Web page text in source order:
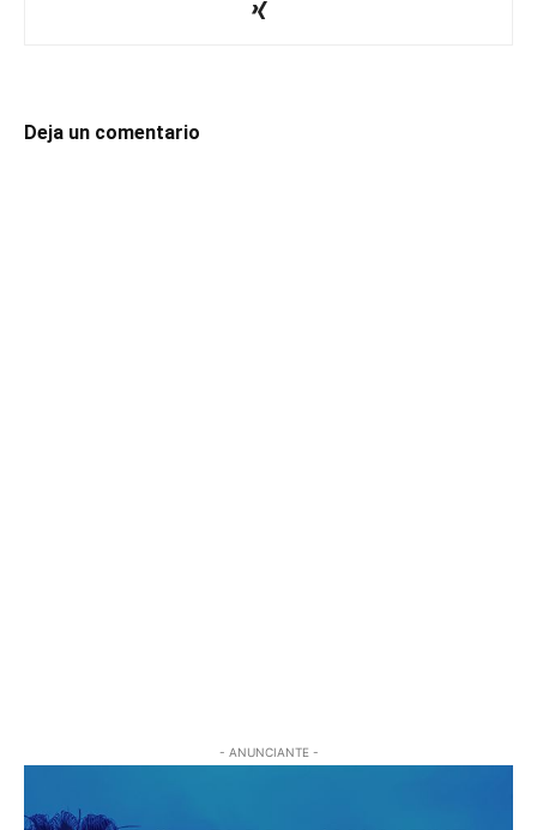
Deja un comentario
- ANUNCIANTE -